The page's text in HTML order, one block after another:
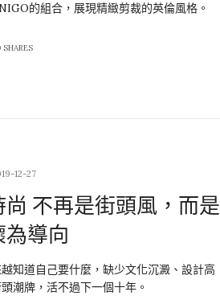
的組合，展現精緻剪裁的英倫風格。
SHARES
12-27
不再是街頭風，而是
導向
知道自己要什麼，缺少文化沉澱、設計高
潮牌，活不過下一個十年。